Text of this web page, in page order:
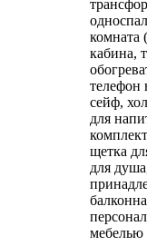
комната
кабина,
телефон
сейф,
для
щетка
для
мебелью